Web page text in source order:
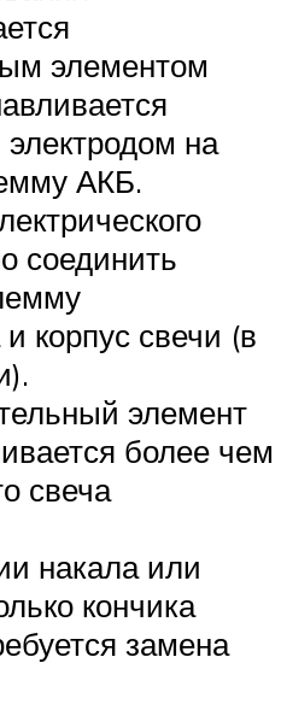
элементом
на
АКБ.
соединить
корпус свечи (в
элемент
более чем
свеча
накала или
кончика
замена